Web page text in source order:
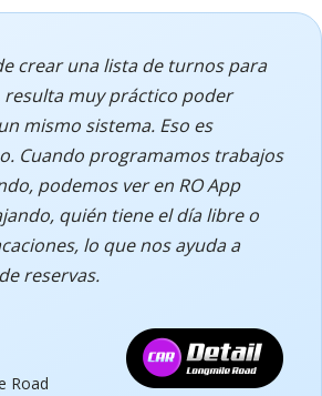
crear una lista de turnos para
resulta muy práctico poder
mismo sistema. Eso es
Cuando programamos trabajos
podemos ver en RO App
quién tiene el día libre o
lo que nos ayuda a
reservas.
Road